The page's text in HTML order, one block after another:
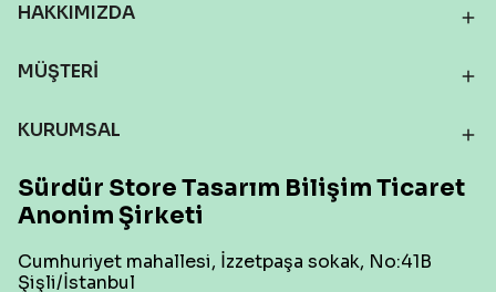
HAKKIMIZDA
MÜŞTERİ
KURUMSAL
Sürdür Store Tasarım Bilişim Ticaret
Anonim Şirketi
Cumhuriyet mahallesi, İzzetpaşa sokak, No:41B
Şişli/İstanbul